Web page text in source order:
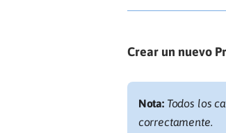
Crear un nuevo
Nota: Todos los
correctamente.